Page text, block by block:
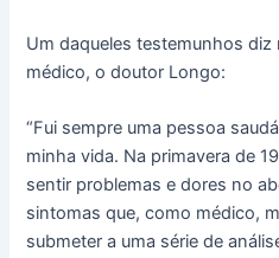
Um daqueles testemunhos diz
médico, o doutor Longo:
“Fui sempre uma pessoa
minha vida. Na primavera de
sentir problemas e dores no
sintomas que, como médico,
submeter a uma série de